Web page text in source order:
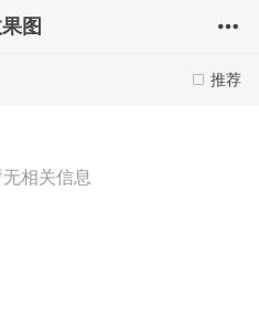
图
推荐
相关信息